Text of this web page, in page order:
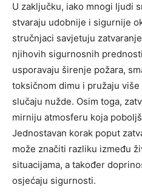
U zaključku, iako mnogi ljudi
stvaraju udobnije i sigurnije
stručnjaci savjetuju
njihovih sigurnosnih
usporavaju širenje požara,
toksičnom dimu i pružaju
slučaju nužde. Osim toga,
mirniju atmosferu koja
Jednostavan korak poput
može značiti razliku između
situacijama, a također
osjećaju sigurnosti.